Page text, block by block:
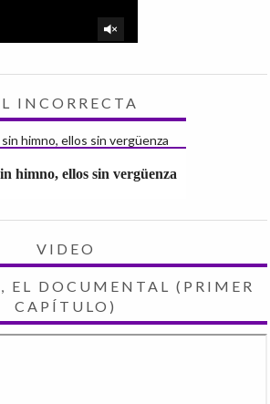
INCORRECTA
himno, ellos sin vergüenza
VIDEO
EL DOCUMENTAL (PRIMER
CAPÍTULO)